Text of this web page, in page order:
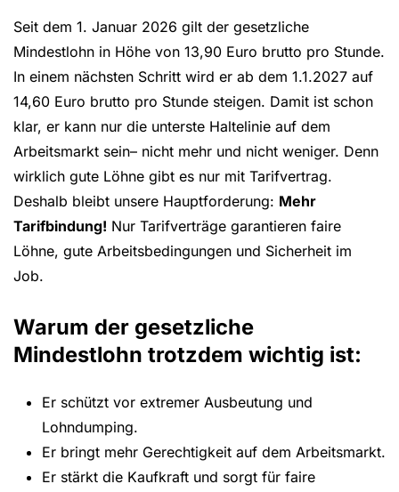
Seit dem 1. Januar 2026 gilt der gesetzliche
Mindestlohn in Höhe von 13,90 Euro brutto pro Stunde.
In einem nächsten Schritt wird er ab dem 1.1.2027 auf
14,60 Euro brutto pro Stunde steigen. Damit ist schon
klar, er kann nur die unterste Haltelinie auf dem
Arbeitsmarkt sein– nicht mehr und nicht weniger. Denn
wirklich gute Löhne gibt es nur mit Tarifvertrag.
Deshalb bleibt unsere Hauptforderung: Mehr
Tarifbindung! Nur Tarifverträge garantieren faire
Löhne, gute Arbeitsbedingungen und Sicherheit im
Job.
Warum der gesetzliche
Mindestlohn trotzdem wichtig ist:
Er schützt vor extremer Ausbeutung und
Lohndumping.
Er bringt mehr Gerechtigkeit auf dem Arbeitsmarkt.
Er stärkt die Kaufkraft und sorgt für faire